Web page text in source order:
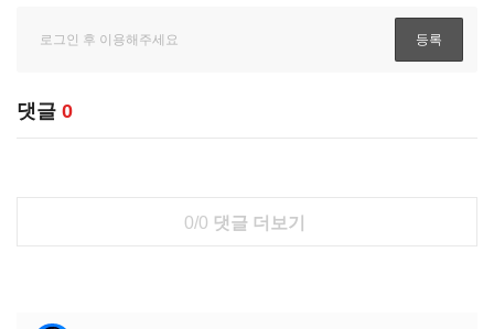
댓글 0
0/0 댓글 더보기